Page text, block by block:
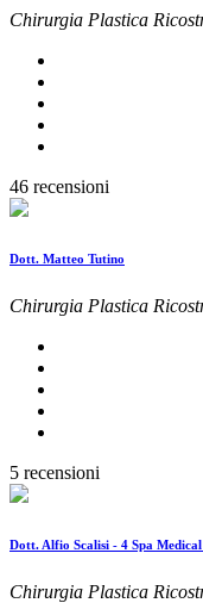
Chirurgia Plastica
46 recensioni
Dott. Matteo Tutino
Chirurgia Plastica
5 recensioni
Dott. Alfio Scalisi - 4 Spa
Chirurgia Plastica